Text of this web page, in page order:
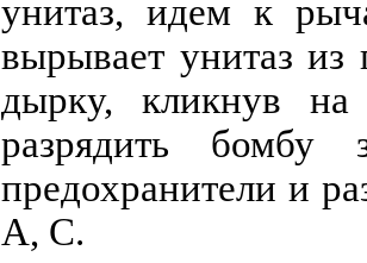
унитаз, идем к
вырывает унитаз
дырку, кликнув
разрядить бомбу
предохранители и
A, C.